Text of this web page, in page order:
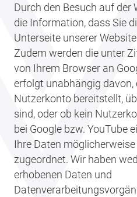
Durch den Besuch auf der
die Information, dass Sie
Unterseite unserer
Zudem werden die unter
von Ihrem Browser an
erfolgt unabhängig davon,
Nutzerkonto bereitstellt,
sind, oder ob kein
bei Google bzw. YouTube
Ihre Daten
zugeordnet. Wir haben
erhobenen Daten und